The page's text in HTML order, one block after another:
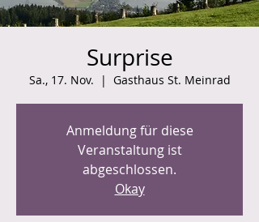
Surprise
Sa., 17. Nov.
  |
Gasthaus St. Meinrad
Anmeldung für diese
Veranstaltung ist
abgeschlossen.
Okay